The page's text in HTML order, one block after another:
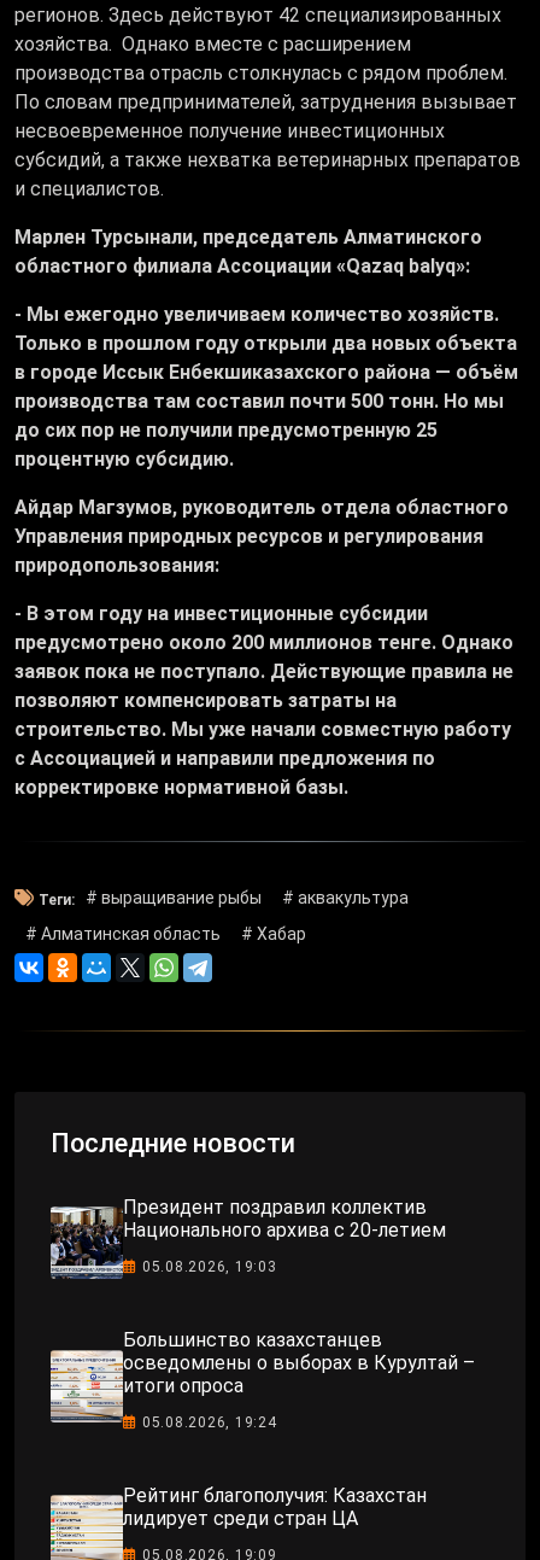
регионов. Здесь действуют 42 специализированных
хозяйства. Однако вместе с расширением
производства отрасль столкнулась с рядом проблем.
По словам предпринимателей, затруднения вызывает
несвоевременное получение инвестиционных
субсидий, а также нехватка ветеринарных препаратов
и специалистов.
Марлен Турсынали, председатель Алматинского
областного филиала Ассоциации «Qazaq balyq»:
- Мы ежегодно увеличиваем количество хозяйств.
Только в прошлом году открыли два новых объекта
в городе Иссык Енбекшиказахского района — объём
производства там составил почти 500 тонн. Но мы
до сих пор не получили предусмотренную 25
процентную субсидию.
Айдар Магзумов, руководитель отдела областного
Управления природных ресурсов и регулирования
природопользования:
- В этом году на инвестиционные субсидии
предусмотрено около 200 миллионов тенге. Однако
заявок пока не поступало. Действующие правила не
позволяют компенсировать затраты на
строительство. Мы уже начали совместную работу
с Ассоциацией и направили предложения по
корректировке нормативной базы.
Теги: # выращивание рыбы
# аквакультура
# Алматинская область
# Хабар
Последние новости
Президент поздравил коллектив
Национального архива с 20-летием
05.08.2026, 19:03
Большинство казахстанцев
осведомлены о выборах в Курултай –
итоги опроса
05.08.2026, 19:24
Рейтинг благополучия: Казахстан
лидирует среди стран ЦА
05.08.2026, 19:09